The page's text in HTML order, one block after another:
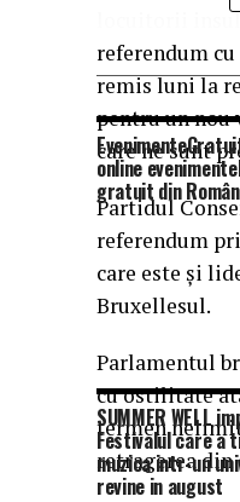
locuitorii
referendum
remis luni la
pentru un nou
care ne sunt
Partidul
referendum
care este şi
Bruxellesul.
Parlamentul
cu ostilitate
termen
retragerea
online
gratuit din
SUMMER WELL
Festivalul care a
muzica intr-un
revine in august